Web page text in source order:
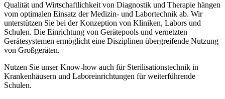
Qualität und Wirtschaftlichkeit von Diagnostik und Therapie hängen
vom optimalen Einsatz der Medizin- und Labortechnik ab. Wir
unterstützen Sie bei der Konzeption von Kliniken, Labors und
Schulen. Die Einrichtung von Gerätepools und vernetzten
Gerätesystemen ermöglicht eine Disziplinen übergreifende Nutzung
von Großgeräten.
Nutzen Sie unser Know-how auch für Sterilisationstechnik in
Krankenhäusern und Laboreinrichtungen für weiterführende
Schulen.